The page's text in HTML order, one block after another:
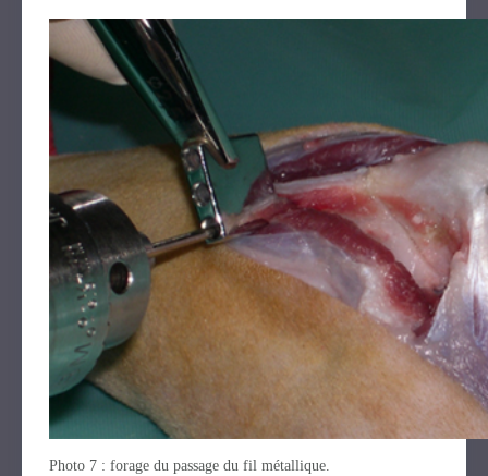
Photo 7 : forage du passage du fil métallique.